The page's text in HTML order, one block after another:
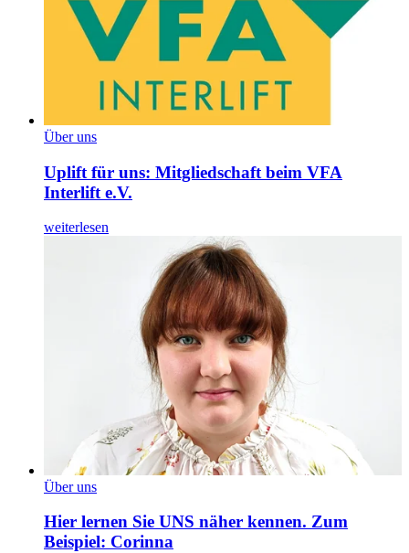
Über uns
Uplift für uns: Mitgliedschaft beim VFA
Interlift e.V.
weiterlesen
Über uns
Hier lernen Sie UNS näher kennen. Zum
Beispiel: Corinna